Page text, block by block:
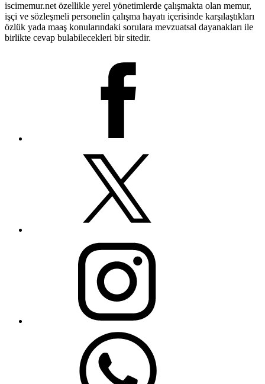
iscimemur.net özellikle yerel yönetimlerde çalışmakta olan memur,
işçi ve sözleşmeli personelin çalışma hayatı içerisinde karşılaştıkları
özlük yada maaş konularındaki sorulara mevzuatsal dayanakları ile
birlikte cevap bulabilecekleri bir sitedir.